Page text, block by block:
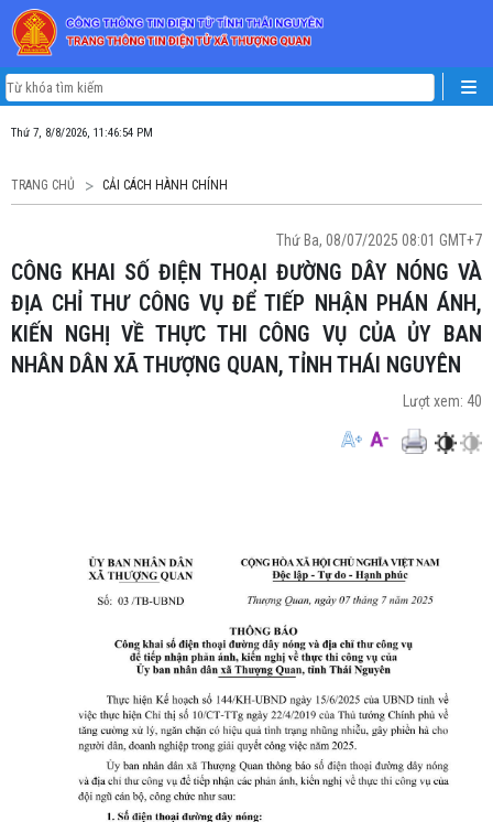
Thứ 7, 8/8/2026, 11:46:54 PM
TRANG CHỦ CẢI CÁCH HÀNH CHÍNH
Thứ Ba, 08/07/2025 08:01 GMT+7
CÔNG KHAI SỐ ĐIỆN THOẠI ĐƯỜNG DÂY NÓNG VÀ
ĐỊA CHỈ THƯ CÔNG VỤ ĐỂ TIẾP NHẬN PHÁN ÁNH,
KIẾN NGHỊ VỀ THỰC THI CÔNG VỤ CỦA ỦY BAN
NHÂN DÂN XÃ THƯỢNG QUAN, TỈNH THÁI NGUYÊN
Lượt xem: 40